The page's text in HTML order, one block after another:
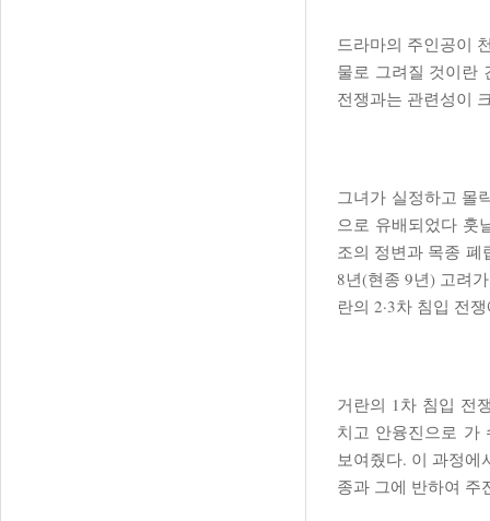
드라마의 주인공이
물로 그려질 것이란
전쟁과는 관련성이
그녀가 실정하고 몰
으로 유배되었다 훗
조의 정변과 목종 폐
8년(현종 9년) 고려
란의 2·3차 침입 전
거란의 1차 침입 전
치고 안융진으로 가
보여줬다. 이 과정에
종과 그에 반하여 주